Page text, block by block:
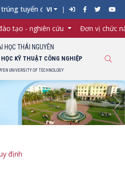
tuyển đại học chính quy năm
VI
tạo - nghiên cứu Đơn vị chức
HỌC THÁI NGUYÊN
KỸ THUẬT CÔNG NGHIỆP
UNIVERSITY OF TECHNOLOGY
định